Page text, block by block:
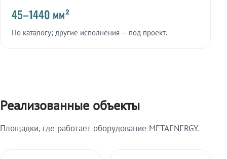
45–1440 мм²
По каталогу; другие исполнения — под проект.
Реализованные объекты
Площадки, где работает оборудование METAENERGY.